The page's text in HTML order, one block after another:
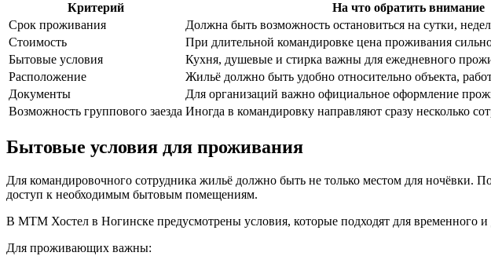
Критерий
На что обратить внимание
Срок проживания
Должна быть возможность остановиться на сутки,
Стоимость
При длительной командировке цена проживания
Бытовые условия
Кухня, душевые и стирка важны для ежедневного
Расположение
Жильё должно быть удобно относительно объекта,
Документы
Для организаций важно официальное оформление
Возможность группового заезда Иногда в командировку направляют сразу несколько
Бытовые условия для проживания
Для командировочного сотрудника жильё должно быть не только местом для ночёвки.
доступ к необходимым бытовым помещениям.
В МТМ Хостел в Ногинске предусмотрены условия, которые подходят для временного
Для проживающих важны: